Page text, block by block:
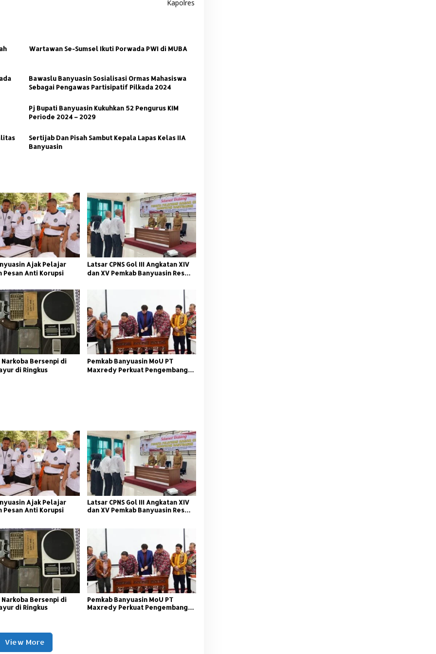
Kapolres
Wartawan Se-Sumsel Ikuti Porwada PWI di MUBA
Bawaslu Banyuasin Sosialisasi Ormas Mahasiswa
Sebagai Pengawas Partisipatif Pilkada 2024
Pj Bupati Banyuasin Kukuhkan 52 Pengurus KIM
Periode 2024 – 2029
Sertijab Dan Pisah Sambut Kepala Lapas Kelas IIA
Banyuasin
Ajak Pelajar
Pesan Anti Korupsi
Latsar CPNS Gol III Angkatan XIV
dan XV Pemkab Banyuasin Resmi
Narkoba Bersenpi di
di Ringkus
Pemkab Banyuasin MoU PT
Maxredy Perkuat Pengembangan
Ajak Pelajar
Pesan Anti Korupsi
Latsar CPNS Gol III Angkatan XIV
dan XV Pemkab Banyuasin Resmi
Narkoba Bersenpi di
di Ringkus
Pemkab Banyuasin MoU PT
Maxredy Perkuat Pengembangan
View More